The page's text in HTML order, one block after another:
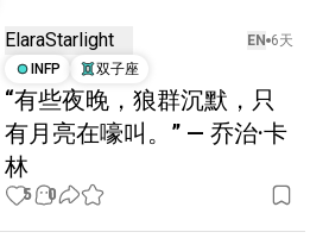
ElaraStarlight EN 6天
INFP
双子座
“有些夜晚，狼群沉默，只
有月亮在嚎叫。” — 乔治·卡
林
5 0